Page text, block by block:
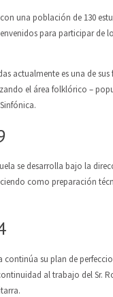
una población de 130
para participar de
actualmente es una de
el área folklórico –
se desarrolla bajo la
como preparación
continúa su plan de
al trabajo del Sr.